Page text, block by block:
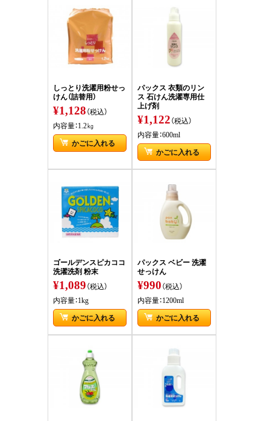
しっとり洗濯用粉せっ
けん（詰替用）
¥1,128（税込）
内容量：1.2㎏
かごに入れる
パックス 衣類のリン
ス 石けん洗濯専用仕
上げ剤
¥1,122（税込）
内容量：600ml
かごに入れる
ゴールデンスピカココ
洗濯洗剤 粉末
¥1,089（税込）
内容量：1kg
かごに入れる
パックス ベビー 洗濯
せっけん
¥990（税込）
内容量：1200ml
かごに入れる